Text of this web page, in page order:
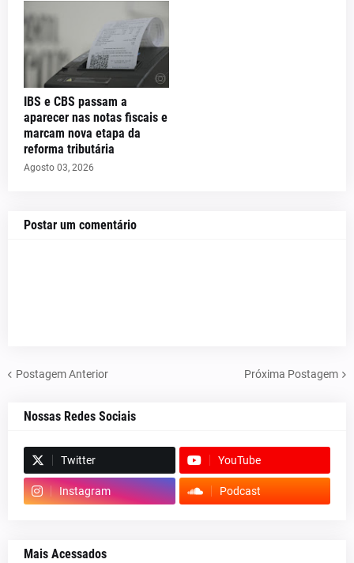
IBS e CBS passam a
aparecer nas notas fiscais e
marcam nova etapa da
reforma tributária
Agosto 03, 2026
Postar um comentário
Postagem Anterior Próxima Postagem
Nossas Redes Sociais
Twitter YouTube
Instagram Podcast
Mais Acessados